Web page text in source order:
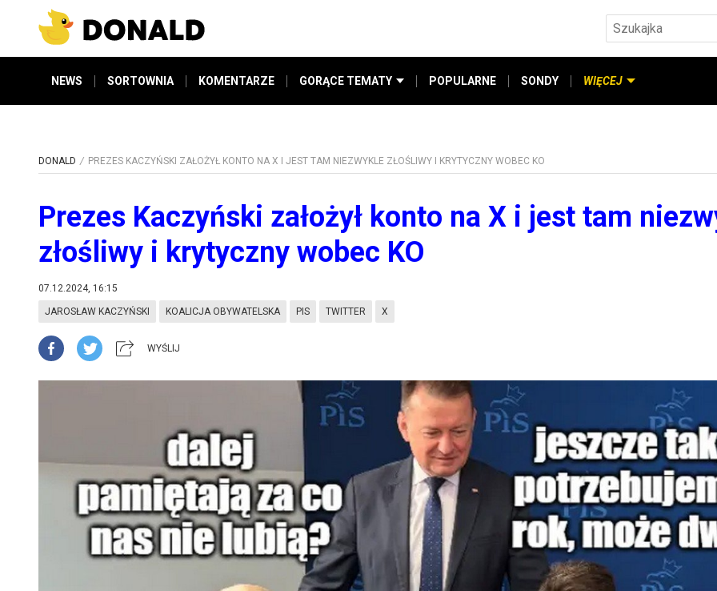
NEWS SORTOWNIA KOMENTARZE GORĄCE TEMATY POPULARNE SONDY WIĘCEJ
DONALD PREZES KACZYŃSKI ZAŁOŻYŁ KONTO NA X I JEST TAM NIEZWYKLE ZŁOŚLIWY I KRYTYCZNY WOBEC KO
Prezes Kaczyński założył konto na X i jest tam
złośliwy i krytyczny wobec KO
07.12.2024, 16:15
JAROSŁAW KACZYŃSKI KOALICJA OBYWATELSKA PIS TWITTER X
WYŚLIJ